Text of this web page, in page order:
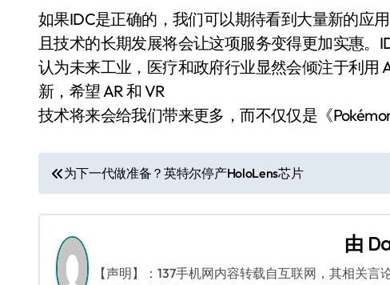
如果IDC是正确的，我们可以期待看到大量新的应
且技术的长期发展将会让这项服务变得更加实惠。
认为未来工业，医疗和政府行业显然会倾注于利用
新，希望 AR 和 VR
技术将来会给我们带来更多，而不仅仅是《Pokémon
文
章
导
航
为下一代做准备？英特尔停产HoloLens芯片
由
【声明】：137手机网内容转载自互联网，其相关